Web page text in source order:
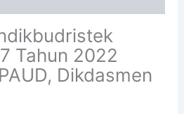
Tahun 2022
Dikdasmen